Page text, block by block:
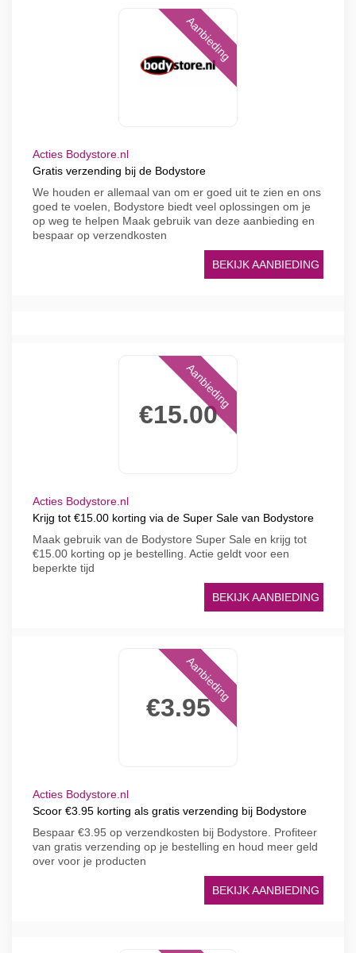
Aanbieding
Acties Bodystore.nl
Gratis verzending bij de Bodystore
We houden er allemaal van om er goed uit te zien en ons
goed te voelen, Bodystore biedt veel oplossingen om je
op weg te helpen Maak gebruik van deze aanbieding en
bespaar op verzendkosten
BEKIJK AANBIEDING
€15.00
Aanbieding
Acties Bodystore.nl
Krijg tot €15.00 korting via de Super Sale van Bodystore
Maak gebruik van de Bodystore Super Sale en krijg tot
€15.00 korting op je bestelling. Actie geldt voor een
beperkte tijd
BEKIJK AANBIEDING
€3.95
Aanbieding
Acties Bodystore.nl
Scoor €3.95 korting als gratis verzending bij Bodystore
Bespaar €3.95 op verzendkosten bij Bodystore. Profiteer
van gratis verzending op je bestelling en houd meer geld
over voor je producten
BEKIJK AANBIEDING